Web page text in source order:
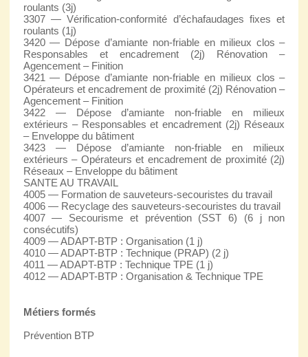
roulants (3j)
3307 — Vérification-conformité d’échafaudages fixes et
roulants (1j)
3420 — Dépose d’amiante non-friable en milieux clos –
Responsables et encadrement (2j) Rénovation –
Agencement – Finition
3421 — Dépose d’amiante non-friable en milieux clos –
Opérateurs et encadrement de proximité (2j) Rénovation –
Agencement – Finition
3422 — Dépose d’amiante non-friable en milieux
extérieurs – Responsables et encadrement (2j) Réseaux
– Enveloppe du bâtiment
3423 — Dépose d’amiante non-friable en milieux
extérieurs – Opérateurs et encadrement de proximité (2j)
Réseaux – Enveloppe du bâtiment
SANTE AU TRAVAIL
4005 — Formation de sauveteurs-secouristes du travail
4006 — Recyclage des sauveteurs-secouristes du travail
4007 — Secourisme et prévention (SST 6) (6 j non
consécutifs)
4009 — ADAPT-BTP : Organisation (1 j)
4010 — ADAPT-BTP : Technique (PRAP) (2 j)
4011 — ADAPT-BTP : Technique TPE (1 j)
4012 — ADAPT-BTP : Organisation & Technique TPE
Métiers formés
Prévention BTP